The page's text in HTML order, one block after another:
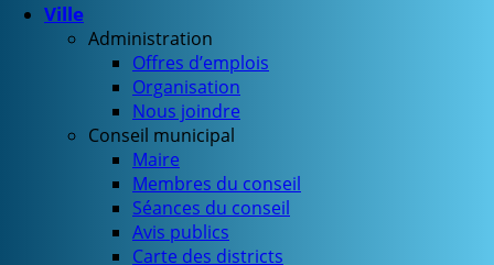
Ville
Administration
Offres d’emplois
Organisation
Nous joindre
Conseil municipal
Maire
Membres du conseil
Séances du conseil
Avis publics
Carte des districts